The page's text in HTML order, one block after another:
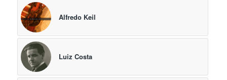
Alfredo Keil
Luiz Costa